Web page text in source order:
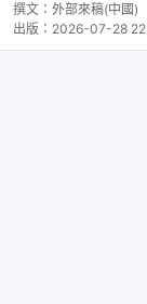
撰文： 外部來稿(中國)
出版： 2026-07-28